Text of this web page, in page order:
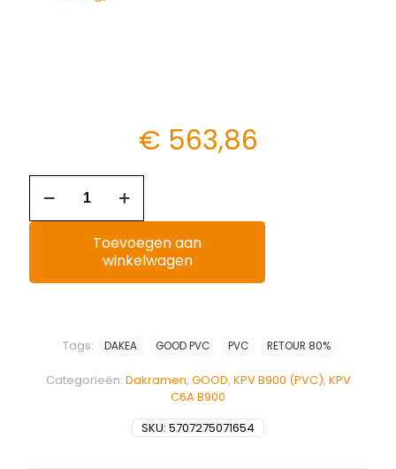
€ 563,86
Toevoegen aan
winkelwagen
SKU: 5707275071654
Categorieën: Dakramen, GOOD, KPV B900 (PVC), KPV
C6A B900
Tags: DAKEA GOOD PVC PVC RETOUR 80%